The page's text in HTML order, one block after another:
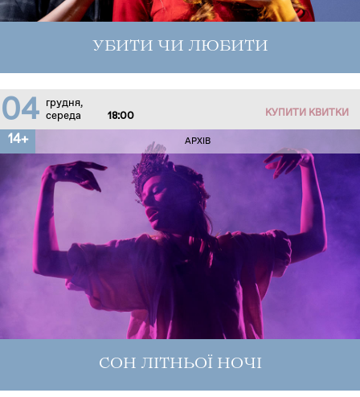
УБИТИ ЧИ ЛЮБИТИ
04
грудня,
середа
18:00 КУПИТИ КВИТКИ
14+ АРХІВ
СОН ЛІТНЬОЇ НОЧІ